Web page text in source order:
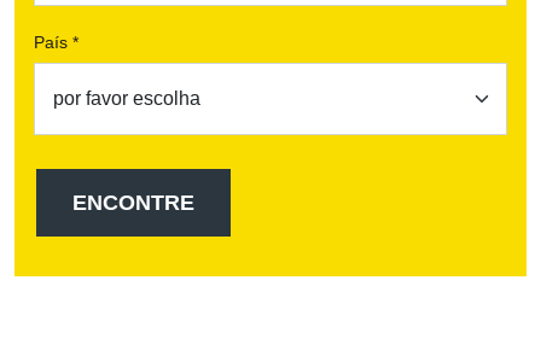
País *